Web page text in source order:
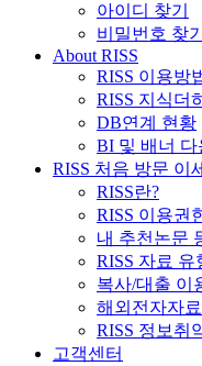
아이디 찾기
비밀번호 찾기
About RISS
RISS 이용방
RISS 지식더
DB연계 현황
BI 및 배너 다
RISS 처음 방문 이
RISS란?
RISS 이용권
내 추천논문
RISS 자료 유
복사/대출 이
해외전자자
RISS 정보취
고객센터